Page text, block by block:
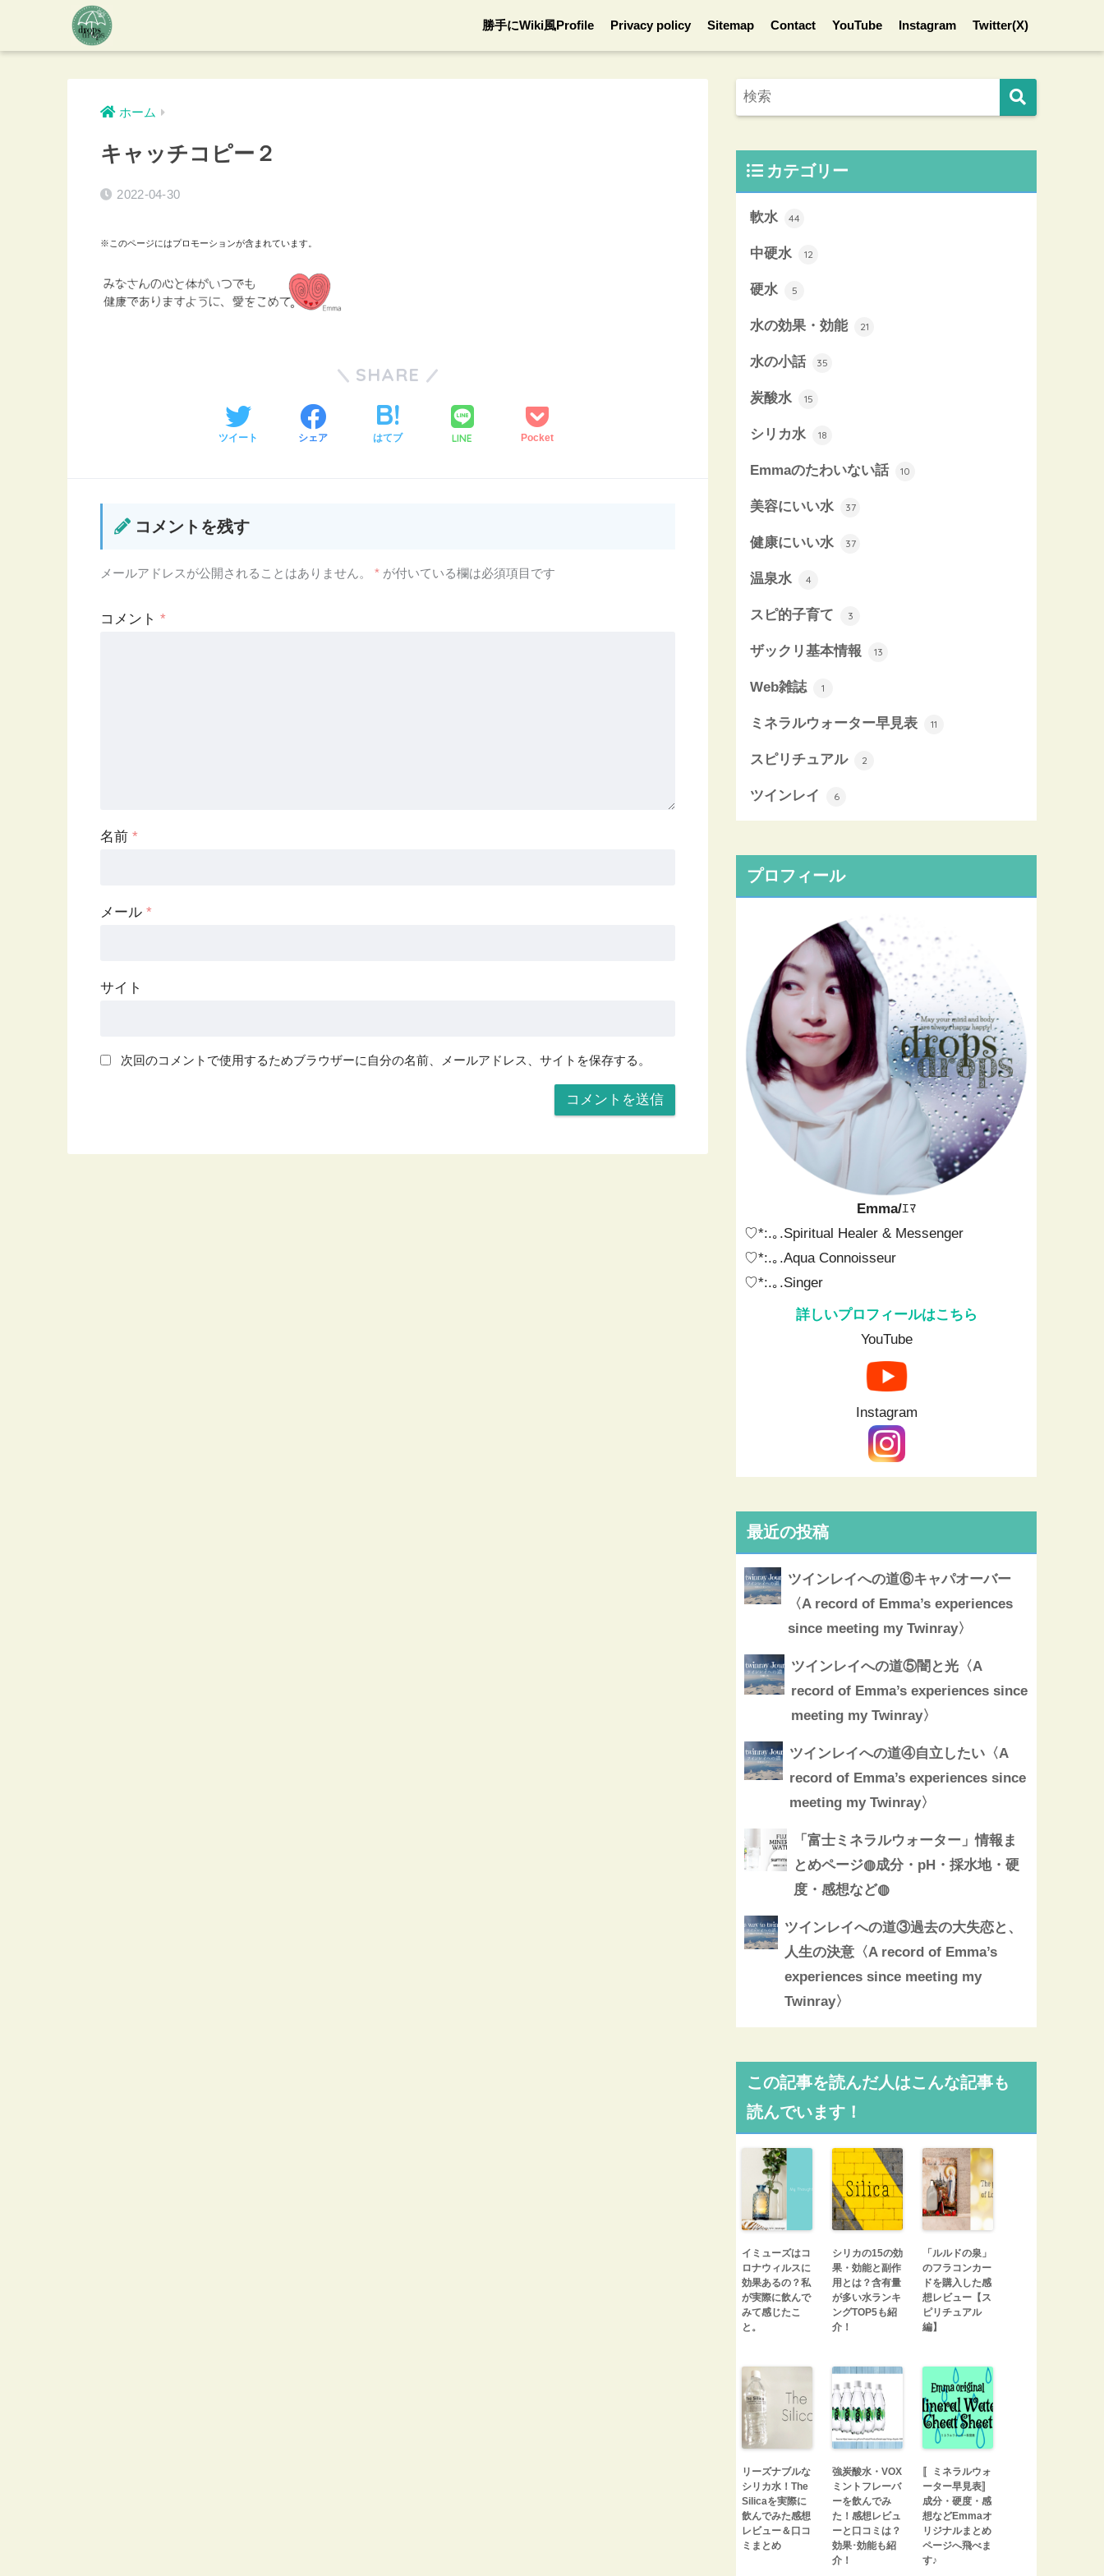
勝手にWiki風Profile Privacy policy Sitemap Contact YouTube Instagram Twitter(X)
ホーム
キャッチコピー２
2022-04-30
※このページにはプロモーションが含まれています。
SHARE
ツイート シェア はてブ LINE Pocket
コメントを残す
メールアドレスが公開されることはありません。 * が付いている欄は必須項目です
コメント *
名前 *
メール *
サイト
次回のコメントで使用するためブラウザーに自分の名前、メールアドレス、サイトを保存する。
カテゴリー
軟水 44
中硬水 12
硬水 5
水の効果・効能 21
水の小話 35
炭酸水 15
シリカ水 18
Emmaのたわいない話 10
美容にいい水 37
健康にいい水 37
温泉水 4
スピ的子育て 3
ザックリ基本情報 13
Web雑誌 1
ミネラルウォーター早見表 11
スピリチュアル 2
ツインレイ 6
プロフィール
Emma/ｴﾏ
♡*:.｡.Spiritual Healer & Messenger⁡ ⁡
♡*:.｡.⁡Aqua Connoisseur
♡*:.｡.⁡Singer
詳しいプロフィールはこちら
YouTube
Instagram
最近の投稿
ツインレイへの道⑥キャパオーバー
〈A record of Emma’s experiences
since meeting my Twinray〉
ツインレイへの道⑤闇と光〈A
record of Emma’s experiences since
meeting my Twinray〉
ツインレイへの道④自立したい〈A
record of Emma’s experiences since
meeting my Twinray〉
「富士ミネラルウォーター」情報ま
とめページ◍成分・pH・採水地・硬
度・感想など◍
ツインレイへの道③過去の大失恋と、
人生の決意〈A record of Emma’s
experiences since meeting my
Twinray〉
この記事を読んだ人はこんな記事も
読んでいます！
イミューズはコ
ロナウィルスに
効果あるの？私
が実際に飲んで
みて感じたこ
と。
シリカの15の効
果・効能と副作
用とは？含有量
が多い水ランキ
ングTOP5も紹
介！
「ルルドの泉」
のフラコンカー
ドを購入した感
想レビュー【ス
ピリチュアル
編】
リーズナブルな
シリカ水！The
Silicaを実際に
飲んでみた感想
レビュー＆口コ
ミまとめ
強炭酸水・VOX
ミントフレーバ
ーを飲んでみ
た！感想レビュ
ーと口コミは？
効果･効能も紹
介！
〚ミネラルウォ
ーター早見表〛
成分・硬度・感
想などEmmaオ
リジナルまとめ
ページへ飛べま
す♪